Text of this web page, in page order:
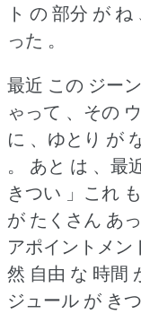
ト の 部分 が
った 。
最近 この ジー
ゃって 、その
に 、ゆとり が
。
あと は 、最
きつい 」これ
が たくさん あ
アポイントメン
然 自由 な 時間
ジュール が き